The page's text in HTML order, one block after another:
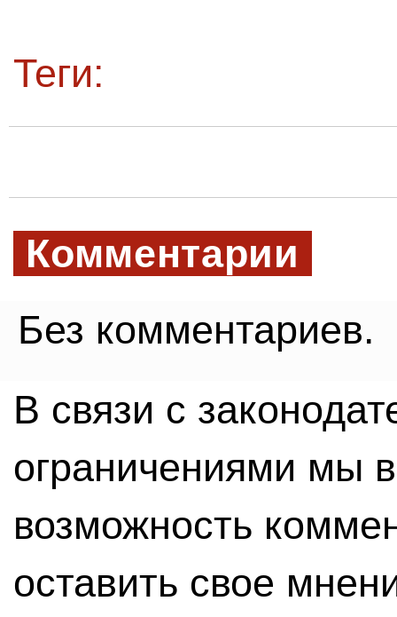
Теги:
Комментарии
Без комментариев.
В связи с
ограничениями мы
возможность
оставить свое